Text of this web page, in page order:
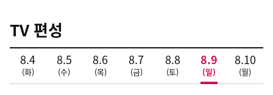
TV 편성
8.4
(화)
8.5
(수)
8.6
(목)
8.7
(금)
8.8
(토)
8.9
(일)
8.10
(월)